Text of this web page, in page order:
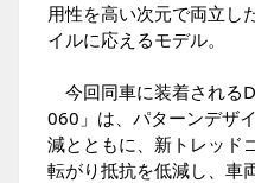
用性を高い次元で両立し
イルに応えるモデル。
今回同車に装着される
060」は、パターンデザ
減とともに、新トレッド
転がり抵抗を低減し、車